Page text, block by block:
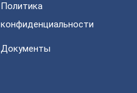
Политика
конфиденциальности
Документы